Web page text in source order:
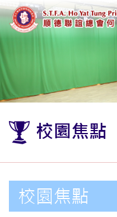
校園焦點
校園焦點